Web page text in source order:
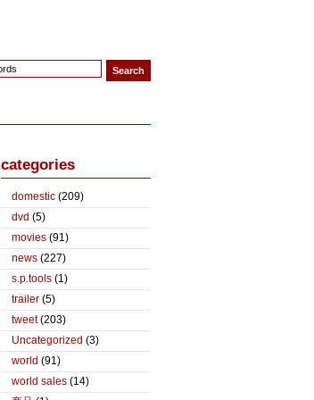
categories
domestic (209)
dvd (5)
movies (91)
news (227)
s.p.tools (1)
trailer (5)
tweet(203)
Uncategorized (3)
world (91)
world sales (14)